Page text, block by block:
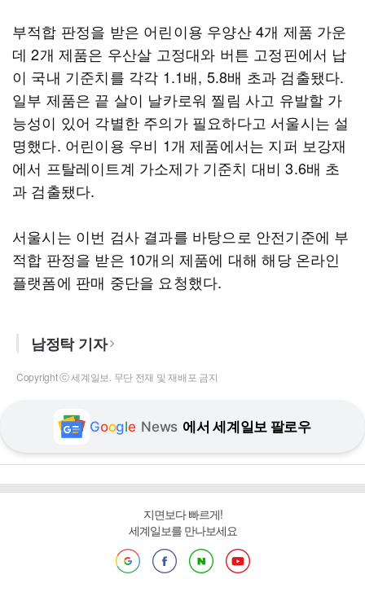
부적합 판정을 받은 어린이용 우양산 4개 제품 가운
데 2개 제품은 우산살 고정대와 버튼 고정핀에서 납
이 국내 기준치를 각각 1.1배, 5.8배 초과 검출됐다.
일부 제품은 끝 살이 날카로워 찔림 사고 유발할 가
능성이 있어 각별한 주의가 필요하다고 서울시는 설
명했다. 어린이용 우비 1개 제품에서는 지퍼 보강재
에서 프탈레이트계 가소제가 기준치 대비 3.6배 초
과 검출됐다.
서울시는 이번 검사 결과를 바탕으로 안전기준에 부
적합 판정을 받은 10개의 제품에 대해 해당 온라인
플랫폼에 판매 중단을 요청했다.
남정탁 기자
Copyright ⓒ 세계일보. 무단 전재 및 재배포 금지
Google News 에서 세계일보 팔로우
지면보다 빠르게!
세계일보를 만나보세요